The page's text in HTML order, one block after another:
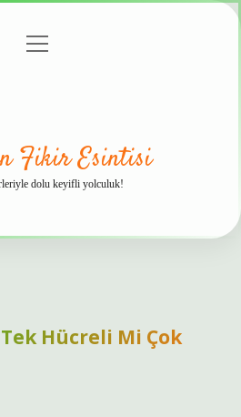
menüyü
Fikir Esintisi
dolu keyifli yolculuk!
Hücreli Mi Çok